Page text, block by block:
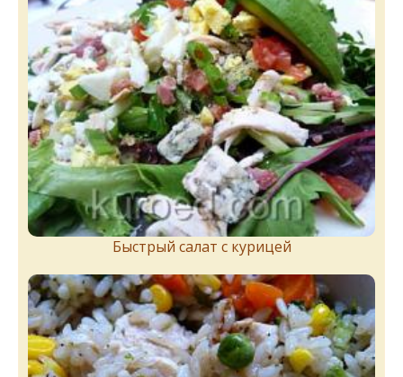
Быстрый салат с курицей